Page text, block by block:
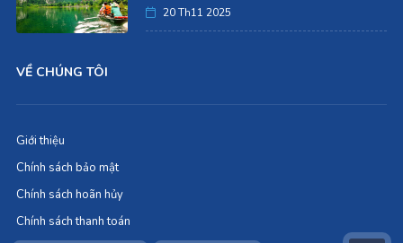
20 Th11 2025
VỀ CHÚNG TÔI
Giới thiệu
Chính sách bảo mật
Chính sách hoãn hủy
Chính sách thanh toán